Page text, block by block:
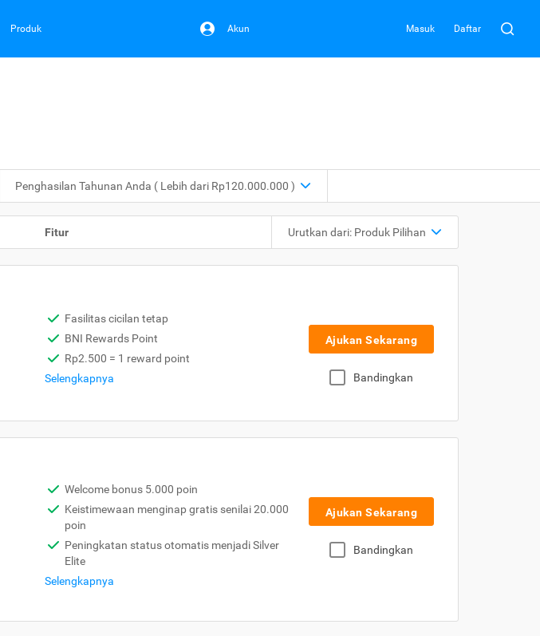
Produk Akun Masuk Daftar
Penghasilan Tahunan Anda ( Lebih dari Rp120.000.000 )
Fitur Urutkan dari: Produk Pilihan
Fasilitas cicilan tetap
BNI Rewards Point
Rp2.500 = 1 reward point
Selengkapnya
Ajukan Sekarang
Bandingkan
Welcome bonus 5.000 poin
Keistimewaan menginap gratis senilai 20.000
poin
Peningkatan status otomatis menjadi Silver
Elite
Selengkapnya
Ajukan Sekarang
Bandingkan